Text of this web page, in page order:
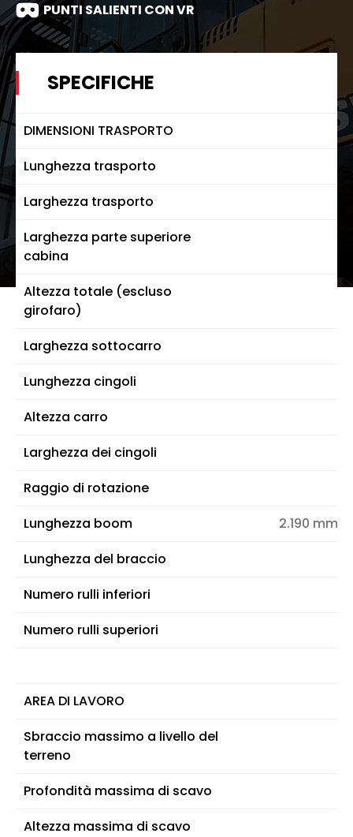
PUNTI SALIENTI CON VR
SPECIFICHE
DIMENSIONI TRASPORTO
Lunghezza trasporto
Larghezza trasporto
Larghezza parte superiore
cabina
Altezza totale (escluso
girofaro)
Larghezza sottocarro
Lunghezza cingoli
Altezza carro
Larghezza dei cingoli
Raggio di rotazione
Lunghezza boom
2.190 mm
Lunghezza del braccio
Numero rulli inferiori
Numero rulli superiori
AREA DI LAVORO
Sbraccio massimo a livello del
terreno
Profondità massima di scavo
Altezza massima di scavo